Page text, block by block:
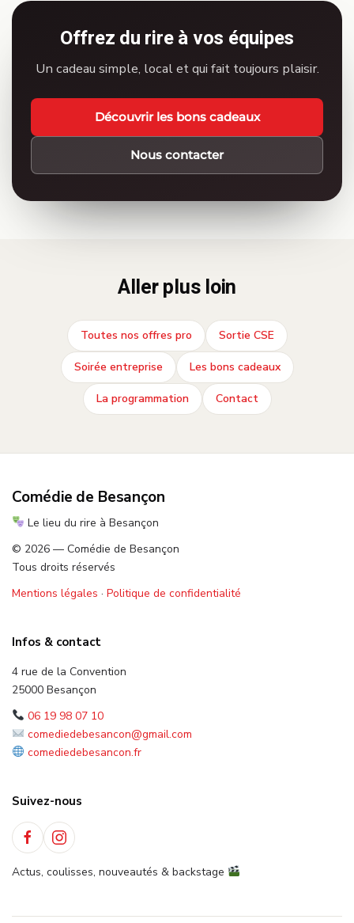
Offrez du rire à vos équipes
Un cadeau simple, local et qui fait toujours plaisir.
Découvrir les bons cadeaux
Nous contacter
Aller plus loin
Toutes nos offres pro Sortie CSE
Soirée entreprise Les bons cadeaux
La programmation Contact
Comédie de Besançon
Le lieu du rire à Besançon
© 2026 — Comédie de Besançon
Tous droits réservés
Mentions légales · Politique de confidentialité
Infos & contact
4 rue de la Convention
25000 Besançon
06 19 98 07 10
comediedebesancon@gmail.com
comediedebesancon.fr
Suivez-nous
Actus, coulisses, nouveautés & backstage